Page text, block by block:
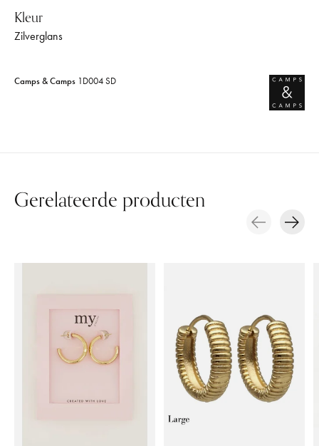
Kleur
Zilverglans
Camps & Camps 1D004 SD
Gerelateerde producten